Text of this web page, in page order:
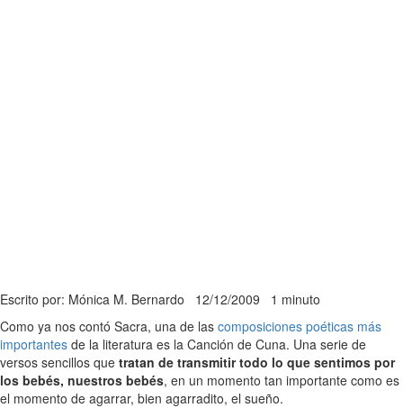
Escrito por: Mónica M. Bernardo 12/12/2009 1 minuto
Como ya nos contó Sacra, una de las composiciones poéticas más
importantes de la literatura es la Canción de Cuna. Una serie de
versos sencillos que tratan de transmitir todo lo que sentimos por
los bebés, nuestros bebés, en un momento tan importante como es
el momento de agarrar, bien agarradito, el sueño.